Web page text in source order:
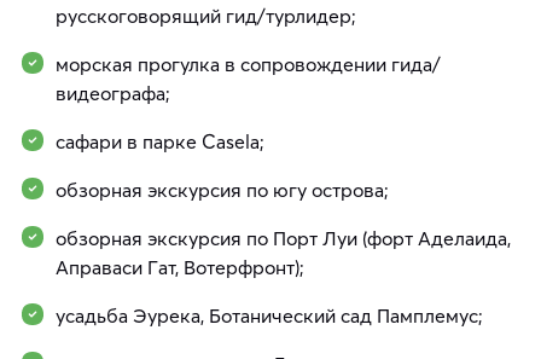
русскоговорящий гид/турлидер;
морская прогулка в сопровождении гида/
видеографа;
сафари в парке Casela;
обзорная экскурсия по югу острова;
обзорная экскурсия по Порт Луи (форт Аделаида,
Аправаси Гат, Вотерфронт);
усадьба Эурека, Ботанический сад Памплемус;